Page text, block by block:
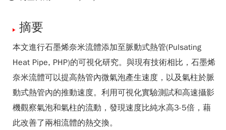
摘要
本文進行石墨烯奈米流體添加至脈動式熱管(Pulsating
Heat Pipe, PHP)的可視化研究。與現有技術相比，石墨烯
奈米流體可以提高熱管內微氣泡產生速度，以及氣柱於脈
動式熱管內的推動速度。利用可視化實驗測試和高速攝影
機觀察氣泡和氣柱的流動，發現速度比純水高3-5倍，藉
此改善了兩相流體的熱交換。